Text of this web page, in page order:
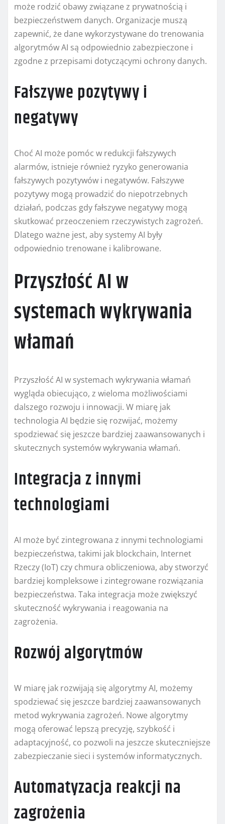
może rodzić obawy związane z prywatnością i
bezpieczeństwem danych. Organizacje muszą
zapewnić, że dane wykorzystywane do trenowania
algorytmów AI są odpowiednio zabezpieczone i
zgodne z przepisami dotyczącymi ochrony danych.
Fałszywe pozytywy i
negatywy
Choć AI może pomóc w redukcji fałszywych
alarmów, istnieje również ryzyko generowania
fałszywych pozytywów i negatywów. Fałszywe
pozytywy mogą prowadzić do niepotrzebnych
działań, podczas gdy fałszywe negatywy mogą
skutkować przeoczeniem rzeczywistych zagrożeń.
Dlatego ważne jest, aby systemy AI były
odpowiednio trenowane i kalibrowane.
Przyszłość AI w
systemach wykrywania
włamań
Przyszłość AI w systemach wykrywania włamań
wygląda obiecująco, z wieloma możliwościami
dalszego rozwoju i innowacji. W miarę jak
technologia AI będzie się rozwijać, możemy
spodziewać się jeszcze bardziej zaawansowanych i
skutecznych systemów wykrywania włamań.
Integracja z innymi
technologiami
AI może być zintegrowana z innymi technologiami
bezpieczeństwa, takimi jak blockchain, Internet
Rzeczy (IoT) czy chmura obliczeniowa, aby stworzyć
bardziej kompleksowe i zintegrowane rozwiązania
bezpieczeństwa. Taka integracja może zwiększyć
skuteczność wykrywania i reagowania na
zagrożenia.
Rozwój algorytmów
W miarę jak rozwijają się algorytmy AI, możemy
spodziewać się jeszcze bardziej zaawansowanych
metod wykrywania zagrożeń. Nowe algorytmy
mogą oferować lepszą precyzję, szybkość i
adaptacyjność, co pozwoli na jeszcze skuteczniejsze
zabezpieczanie sieci i systemów informatycznych.
Automatyzacja reakcji na
zagrożenia